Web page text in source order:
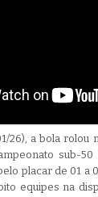
26), a bola rolou
sub-
placar de 01 a
equipes na